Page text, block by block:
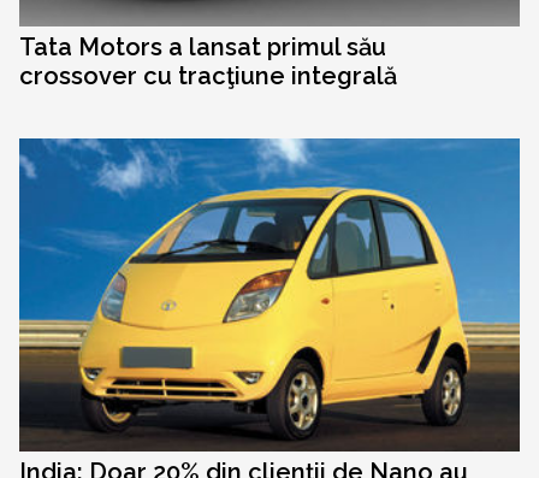
Tata Motors a lansat primul său
crossover cu tracţiune integrală